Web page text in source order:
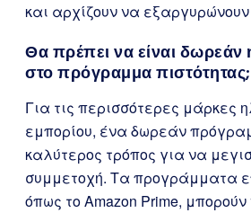
και αρχίζουν να
Θα πρέπει να είναι δωρεάν
στο πρόγραμμα πιστότητας;
Για τις περισσότερες μάρκες
εμπορίου, ένα δωρεάν
καλύτερος τρόπος για να
συμμετοχή. Τα προγράμματα
όπως το Amazon Prime,